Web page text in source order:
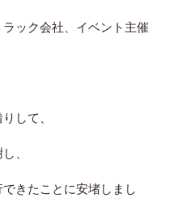
ック会社、イベント主催
して、
、
きたことに安堵しまし